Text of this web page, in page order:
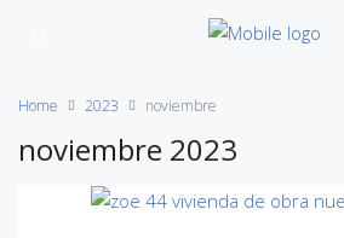
Home 2023 noviembre
noviembre 2023